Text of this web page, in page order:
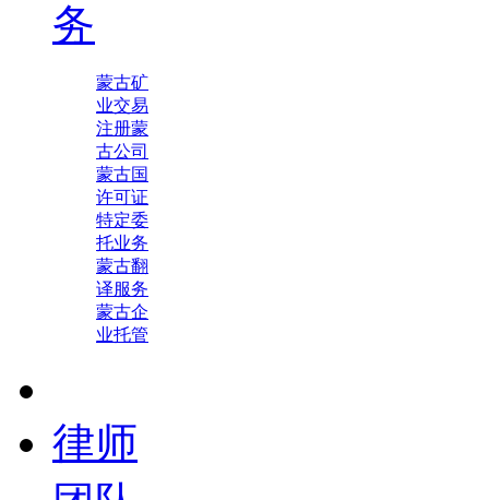
务
蒙古矿
业交易
注册蒙
古公司
蒙古国
许可证
特定委
托业务
蒙古翻
译服务
蒙古企
业托管
律师